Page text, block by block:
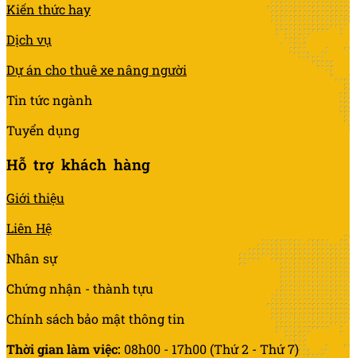
Kiến thức hay
Dịch vụ
Dự án cho thuê xe nâng người
Tin tức ngành
Tuyển dụng
Hỗ trợ khách hàng
Giới thiệu
Liên Hệ
Nhân sự
Chứng nhận - thành tựu
Chính sách bảo mật thông tin
Thời gian làm việc: 08h00 - 17h00 (Thứ 2 - Thứ 7)